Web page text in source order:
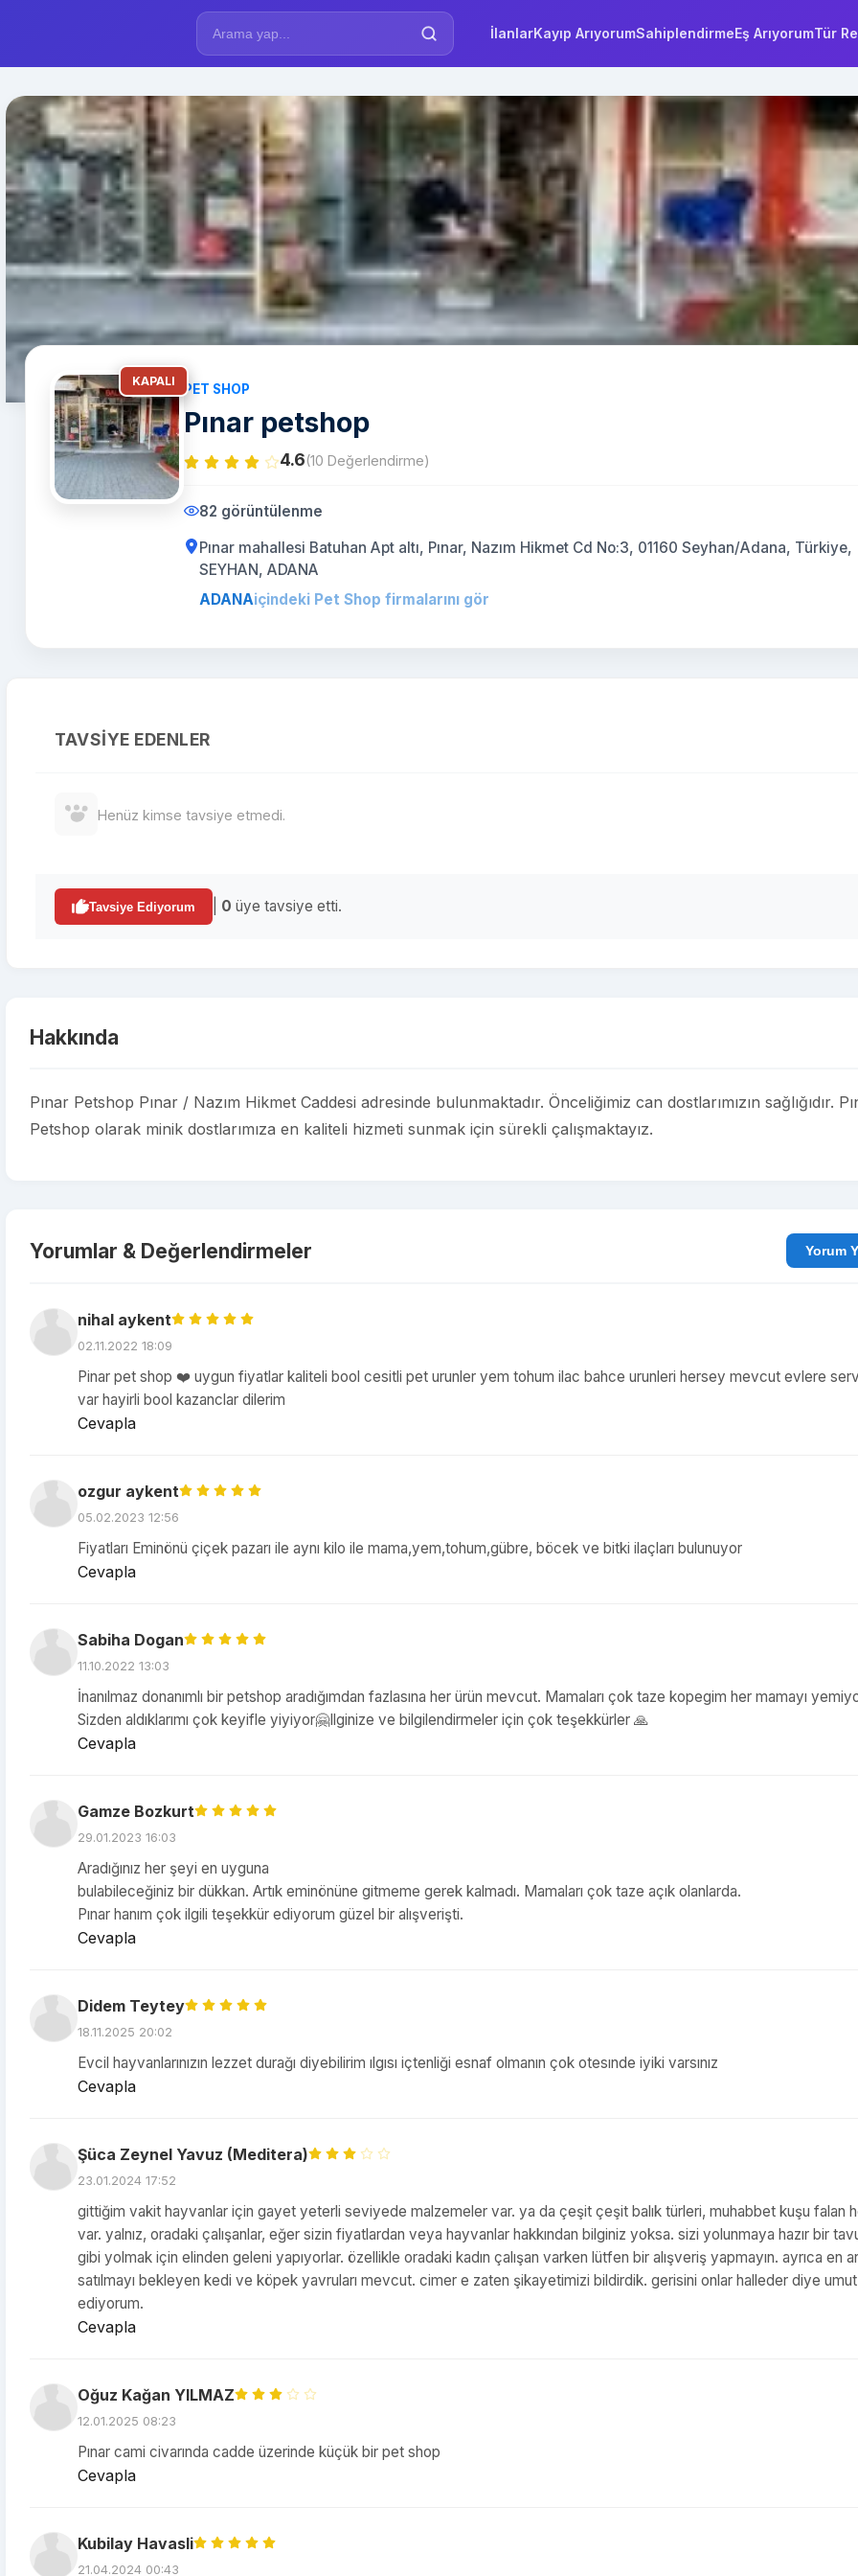
İlanlarKayıp ArıyorumSahiplendirmeEş ArıyorumTür
KAPALI
PET SHOP
Pınar petshop
4.6(10 Değerlendirme)
82 görüntülenme
Pınar mahallesi Batuhan Apt altı, Pınar, Nazım Hikmet Cd No:3, 01160 Seyhan/Adana, Türkiye,
SEYHAN, ADANA
ADANAiçindeki Pet Shop firmalarını gör
TAVSIYE EDENLER
Henüz kimse tavsiye etmedi.
Tavsiye Ediyorum 0 üye tavsiye etti.
Hakkında
Pınar Petshop Pınar / Nazım Hikmet Caddesi adresinde bulunmaktadır. Önceliğimiz can dostlarımızın sağlığıdır.
Petshop olarak minik dostlarımıza en kaliteli hizmeti sunmak için sürekli çalışmaktayız.
Yorumlar & Değerlendirmeler
nihal aykent
02.11.2022 18:09
Pinar pet shop ❤️ uygun fiyatlar kaliteli bool cesitli pet urunler yem tohum ilac bahce urunleri hersey mevcut evlere
var hayirli bool kazanclar dilerim
Cevapla
ozgur aykent
05.02.2023 12:56
Fiyatları Eminönü çiçek pazarı ile aynı kilo ile mama,yem,tohum,gübre, böcek ve bitki ilaçları bulunuyor
Cevapla
Sabiha Dogan
11.10.2022 13:03
İnanılmaz donanımlı bir petshop aradığımdan fazlasına her ürün mevcut. Mamaları çok taze kopegim her mamayı
Sizden aldıklarımı çok keyifle yiyiyor🤗Ilginize ve bilgilendirmeler için çok teşekkürler 🙏
Cevapla
Gamze Bozkurt
29.01.2023 16:03
Aradığınız her şeyi en uyguna
bulabileceğiniz bir dükkan. Artık eminönüne gitmeme gerek kalmadı. Mamaları çok taze açık olanlarda.
Pınar hanım çok ilgili teşekkür ediyorum güzel bir alışverişti.
Cevapla
Didem Teytey
18.11.2025 20:02
Evcil hayvanlarınızın lezzet durağı diyebilirim ılgısı içtenliği esnaf olmanın çok otesınde iyiki varsınız
Cevapla
Şüca Zeynel Yavuz (Meditera)
23.01.2024 17:52
gittiğim vakit hayvanlar için gayet yeterli seviyede malzemeler var. ya da çeşit çeşit balık türleri, muhabbet kuşu falan
var. yalnız, oradaki çalışanlar, eğer sizin fiyatlardan veya hayvanlar hakkından bilginiz yoksa. sizi yolunmaya hazır bir
gibi yolmak için elinden geleni yapıyorlar. özellikle oradaki kadın çalışan varken lütfen bir alışveriş yapmayın. ayrıca en
satılmayı bekleyen kedi ve köpek yavruları mevcut. cimer e zaten şikayetimizi bildirdik. gerisini onlar halleder diye umut
ediyorum.
Cevapla
Oğuz Kağan YILMAZ
12.01.2025 08:23
Pınar cami civarında cadde üzerinde küçük bir pet shop
Cevapla
Kubilay Havasli
21.04.2024 00:43